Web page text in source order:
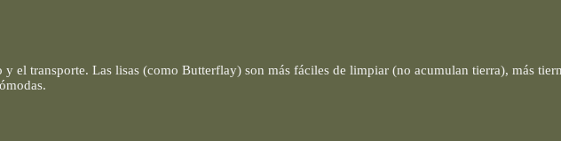
el transporte. Las lisas (como Butterflay) son más fáciles de limpiar (no acumulan tierra), más